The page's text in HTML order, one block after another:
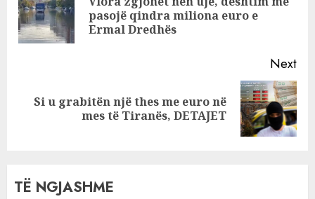
vendngjarjespasojë qindra miliona euro e
Ermal Dredhës
Next
Next
Si u grabitën një thes me euro në
mes të Tiranës, DETAJET
TË NGJASHME